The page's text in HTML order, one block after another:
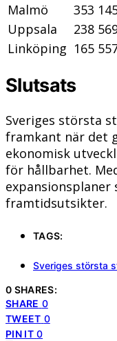
Malmö
353
Uppsala
238
Linköping 165
Slutsats
Sveriges största
framkant när det
ekonomisk
för hållbarhet.
expansionsplaner
framtidsutsikter.
TAGS:
Sveriges största
0 SHARES:
SHARE 0
TWEET 0
PIN IT 0